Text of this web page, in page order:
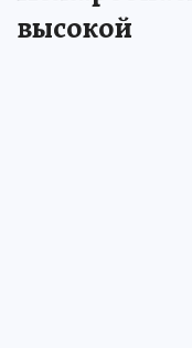
высокой